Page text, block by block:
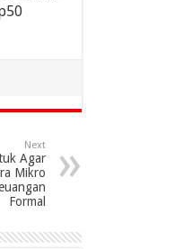
Next
Agar
Mikro
Formal